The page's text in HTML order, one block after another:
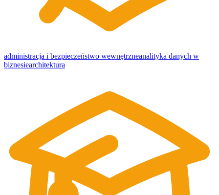
administracja i bezpieczeństwo wewnętrzneanalityka danych w
biznesiearchitektura